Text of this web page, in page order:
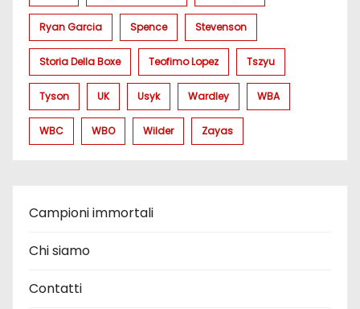
Ryan Garcia Spence Stevenson
Storia Della Boxe Teofimo Lopez Tszyu
Tyson UK Usyk Wardley WBA
WBC WBO Wilder Zayas
Campioni immortali
Chi siamo
Contatti